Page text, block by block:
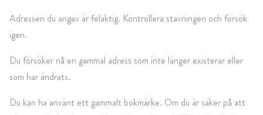
Adressen du angav är felaktig. Kontrollera stavningen och försök
igen.
Du försöker nå en gammal adress som inte länger existerar eller
som har ändrats.
Du kan ha använt ett gammalt bokmärke. Om du är säker på att